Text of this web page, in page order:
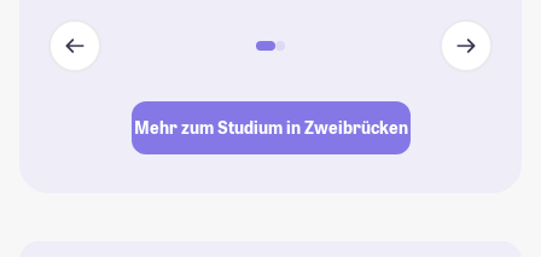
Mehr zum Studium in Zweibrücken